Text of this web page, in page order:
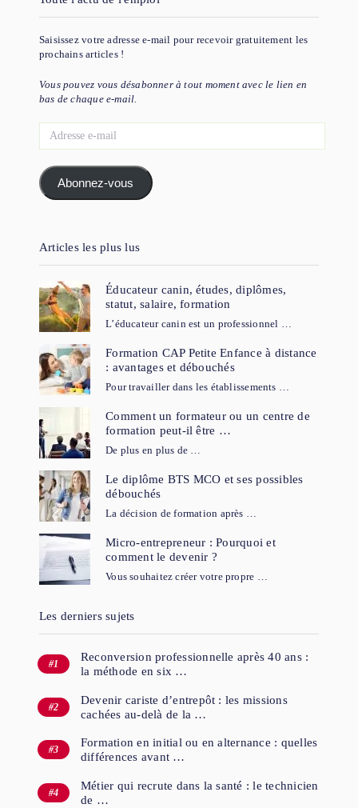
Saisissez votre adresse e-mail pour recevoir gratuitement les
prochains articles !
Vous pouvez vous désabonner à tout moment avec le lien en
bas de chaque e-mail.
Abonnez-vous
Articles les plus lus
Éducateur canin, études, diplômes,
statut, salaire, formation
L’éducateur canin est un professionnel …
Formation CAP Petite Enfance à distance
: avantages et débouchés
Pour travailler dans les établissements …
Comment un formateur ou un centre de
formation peut-il être …
De plus en plus de …
Le diplôme BTS MCO et ses possibles
débouchés
La décision de formation après …
Micro-entrepreneur : Pourquoi et
comment le devenir ?
Vous souhaitez créer votre propre …
Les derniers sujets
Reconversion professionnelle après 40 ans :
la méthode en six …
Devenir cariste d’entrepôt : les missions
cachées au-delà de la …
Formation en initial ou en alternance : quelles
différences avant …
Métier qui recrute dans la santé : le technicien
de …